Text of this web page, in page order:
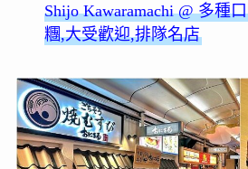
Shijo Kawaramachi @ 多種
糰,大受歡迎,排隊名店